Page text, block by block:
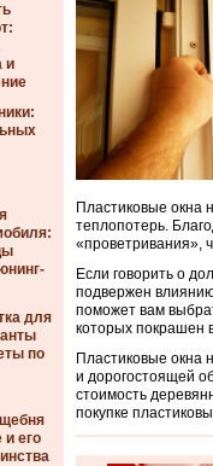
и
для
по
и его
Пластиковые окна
теплопотерь.
«проветривания»,
Если говорить о
подвержен
поможет вам
которых покрашен
Пластиковые окна
и дорогостоящей
стоимость
покупке